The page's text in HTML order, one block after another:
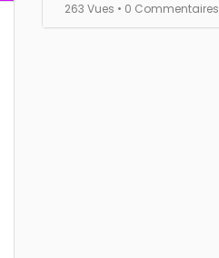
263 Vues • 0 Commentaires